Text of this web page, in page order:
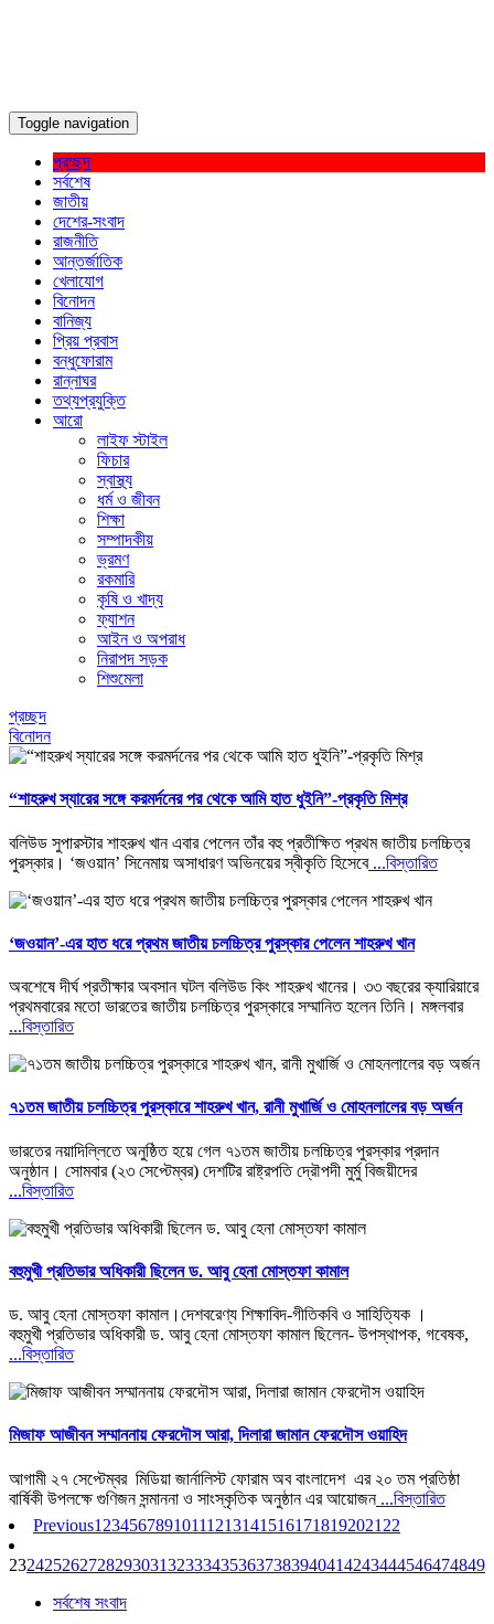
Toggle navigation
প্রচ্ছদ
সর্বশেষ
জাতীয়
দেশের-সংবাদ
রাজনীতি
আন্তর্জাতিক
খেলাযোগ
বিনোদন
বানিজ্য
প্রিয় প্রবাস
বন্ধুফোরাম
রান্নাঘর
তথ্যপ্রযুক্তি
আরো
লাইফ স্টাইল
ফিচার
স্বাস্থ্য
ধর্ম ও জীবন
শিক্ষা
সম্পাদকীয়
ভ্রমণ
রকমারি
কৃষি ও খাদ্য
ফ্যাশন
আইন ও অপরাধ
নিরাপদ সড়ক
শিশুমেলা
প্রচ্ছদ
বিনোদন
“শাহরুখ স্যারের সঙ্গে করমর্দনের পর থেকে আমি হাত ধুইনি”-প্রকৃতি মিশ্র
বলিউড সুপারস্টার শাহরুখ খান এবার পেলেন তাঁর বহু প্রতীক্ষিত প্রথম জাতীয় চলচ্চিত্র
পুরস্কার। ‘জওয়ান’ সিনেমায় অসাধারণ অভিনয়ের স্বীকৃতি হিসেবে...বিস্তারিত
‘জওয়ান’-এর হাত ধরে প্রথম জাতীয় চলচ্চিত্র পুরস্কার পেলেন শাহরুখ খান
অবশেষে দীর্ঘ প্রতীক্ষার অবসান ঘটল বলিউড কিং শাহরুখ খানের। ৩৩ বছরের ক্যারিয়ারে
প্রথমবারের মতো ভারতের জাতীয় চলচ্চিত্র পুরস্কারে সম্মানিত হলেন তিনি। মঙ্গলবার
...বিস্তারিত
৭১তম জাতীয় চলচ্চিত্র পুরস্কারে শাহরুখ খান, রানী মুখার্জি ও মোহনলালের বড় অর্জন
ভারতের নয়াদিল্লিতে অনুষ্ঠিত হয়ে গেল ৭১তম জাতীয় চলচ্চিত্র পুরস্কার প্রদান
অনুষ্ঠান। সোমবার (২৩ সেপ্টেম্বর) দেশটির রাষ্ট্রপতি দ্রৌপদী মুর্মু বিজয়ীদের
...বিস্তারিত
বহুমুখী প্রতিভার অধিকারী ছিলেন ড. আবু হেনা মোস্তফা কামাল
ড. আবু হেনা মোস্তফা কামাল।দেশবরেণ্য শিক্ষাবিদ-গীতিকবি ও সাহিত্যিক ।
বহুমুখী প্রতিভার অধিকারী ড. আবু হেনা মোস্তফা কামাল ছিলেন- উপস্থাপক, গবেষক,
...বিস্তারিত
মিজাফ আজীবন সম্মাননায় ফেরদৌস আরা, দিলারা জামান ফেরদৌস ওয়াহিদ
আগামী ২৭ সেপ্টেম্বর মিডিয়া জার্নালিস্ট ফোরাম অব বাংলাদেশ এর ২০ তম প্রতিষ্ঠা
বার্ষিকী উপলক্ষে গুণিজন সন্মাননা ও সাংস্কৃতিক অনুষ্ঠান এর আয়োজন...বিস্তারিত
Previous1 23456789101112131415161718192021 22
232425262728293031323334353637383940414243444546474849
সর্বশেষ সংবাদ